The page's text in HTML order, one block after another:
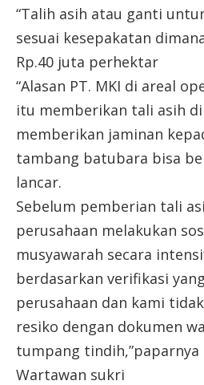
“Talih asih atau ganti
sesuai kesepakatan
Rp.40 juta perhektar
“Alasan PT. MKI di areal
itu memberikan tali asih
memberikan jaminan
tambang batubara bisa
lancar.
Sebelum pemberian tali
perusahaan melakukan
musyawarah secara
berdasarkan verifikasi
perusahaan dan kami
resiko dengan dokumen
tumpang tindih,”paparnya
Wartawan sukri